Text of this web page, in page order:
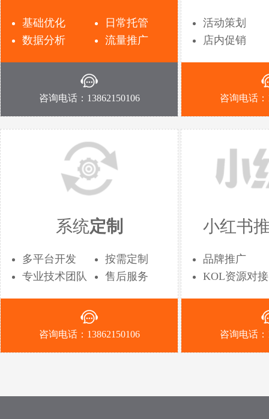
基础优化
日常托管
数据分析
流量推广
咨询电话：13862150106
活动策划
店内促销
咨询电话：
系统定制
多平台开发
按需定制
专业技术团队
售后服务
咨询电话：13862150106
小红书
品牌推广
KOL资源对接
咨询电话：